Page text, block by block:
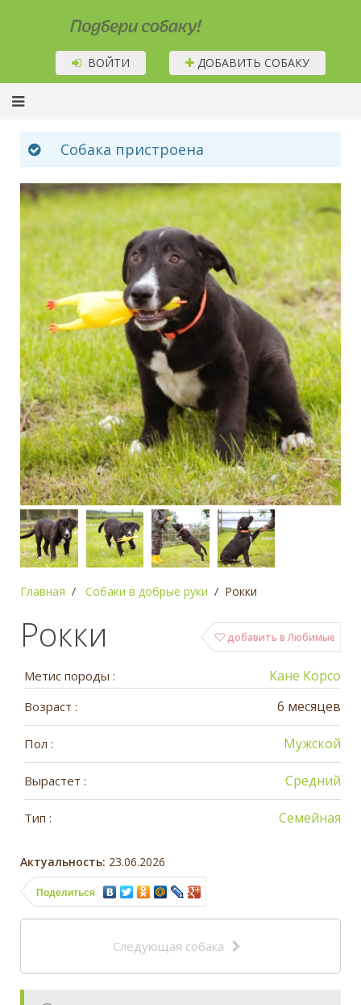
Подбери собаку!
ВОЙТИ ДОБАВИТЬ СОБАКУ
Собака пристроена
Главная Собаки в добрые руки Рокки
добавить в Любимые
Рокки
Метис породы : Кане Корсо
Возраст : 6 месяцев
Пол : Мужской
Вырастет : Средний
Тип : Семейная
Актуальность: 23.06.2026
Поделиться
Следующая собака